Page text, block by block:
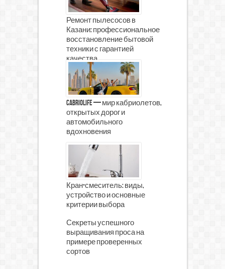
Ремонт пылесосов в
Казани: профессиональное
восстановление бытовой
техники с гарантией
качества
CabrioLife — мир кабриолетов,
открытых дорог и
автомобильного
вдохновения
Кран-смеситель: виды,
устройство и основные
критерии выбора
Секреты успешного
выращивания проса на
примере проверенных
сортов